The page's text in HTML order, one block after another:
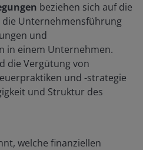
beziehen sich auf die
die Unternehmensführung
und
in einem Unternehmen.
die Vergütung von
und -strategie
und Struktur des
welche finanziellen